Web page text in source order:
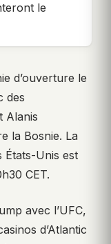
le
d’ouverture le
des
Alanis
la Bosnie. La
États-Unis est
CET.
avec l’UFC,
d’Atlantic